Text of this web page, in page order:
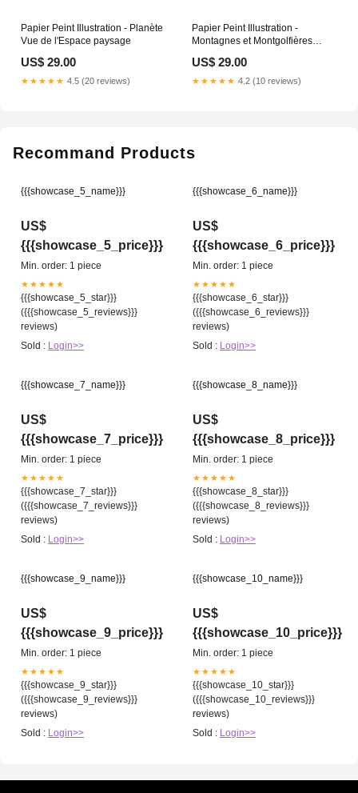
Papier Peint Illustration - Planète
Vue de l'Espace paysage
US$ 29.00
★★★★★ 4.5 (20 reviews)
Papier Peint Illustration -
Montagnes et Montgolfières
US$ 29.00
★★★★★ 4.2 (10 reviews)
Recommand Products
{{{showcase_5_name}}}
US$
{{{showcase_5_price}}}
Min. order: 1 piece
★★★★★
{{{showcase_5_star}}}
({{{showcase_5_reviews}}}
reviews)
Sold : Login>>
{{{showcase_6_name}}}
US$
{{{showcase_6_price}}}
Min. order: 1 piece
★★★★★
{{{showcase_6_star}}}
({{{showcase_6_reviews}}}
reviews)
Sold : Login>>
{{{showcase_7_name}}}
US$
{{{showcase_7_price}}}
Min. order: 1 piece
★★★★★
{{{showcase_7_star}}}
({{{showcase_7_reviews}}}
reviews)
Sold : Login>>
{{{showcase_8_name}}}
US$
{{{showcase_8_price}}}
Min. order: 1 piece
★★★★★
{{{showcase_8_star}}}
({{{showcase_8_reviews}}}
reviews)
Sold : Login>>
{{{showcase_9_name}}}
US$
{{{showcase_9_price}}}
Min. order: 1 piece
★★★★★
{{{showcase_9_star}}}
({{{showcase_9_reviews}}}
reviews)
Sold : Login>>
{{{showcase_10_name}}}
US$
{{{showcase_10_price}}}
Min. order: 1 piece
★★★★★
{{{showcase_10_star}}}
({{{showcase_10_reviews}}}
reviews)
Sold : Login>>